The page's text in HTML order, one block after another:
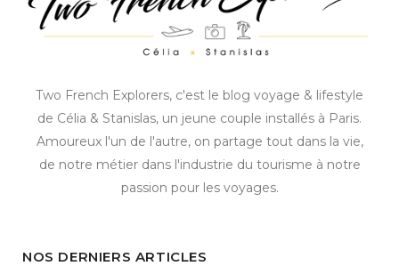
Two French Explorers, c'est le blog voyage & lifestyle
de Célia & Stanislas, un jeune couple installés à Paris.
Amoureux l'un de l'autre, on partage tout dans la vie,
de notre métier dans l'industrie du tourisme à notre
passion pour les voyages.
NOS DERNIERS ARTICLES